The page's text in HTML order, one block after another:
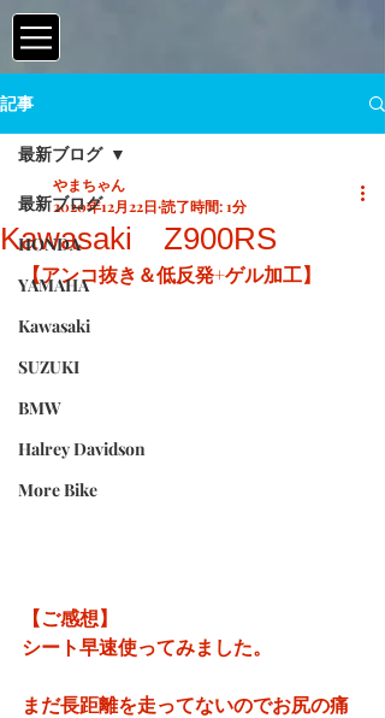
記事
最新ブログ
HONDA
YAMAHA
Kawasaki
SUZUKI
BMW
Halrey Davidson
More Bike
最新ブログ
Kawasaki Z900RS
やまちゃん
2020年12月22日 読了時間: 1分
【アンコ抜き＆低反発+ゲル加工】
【ご感想】
シート早速使ってみました。
まだ長距離を走ってないのでお尻の痛